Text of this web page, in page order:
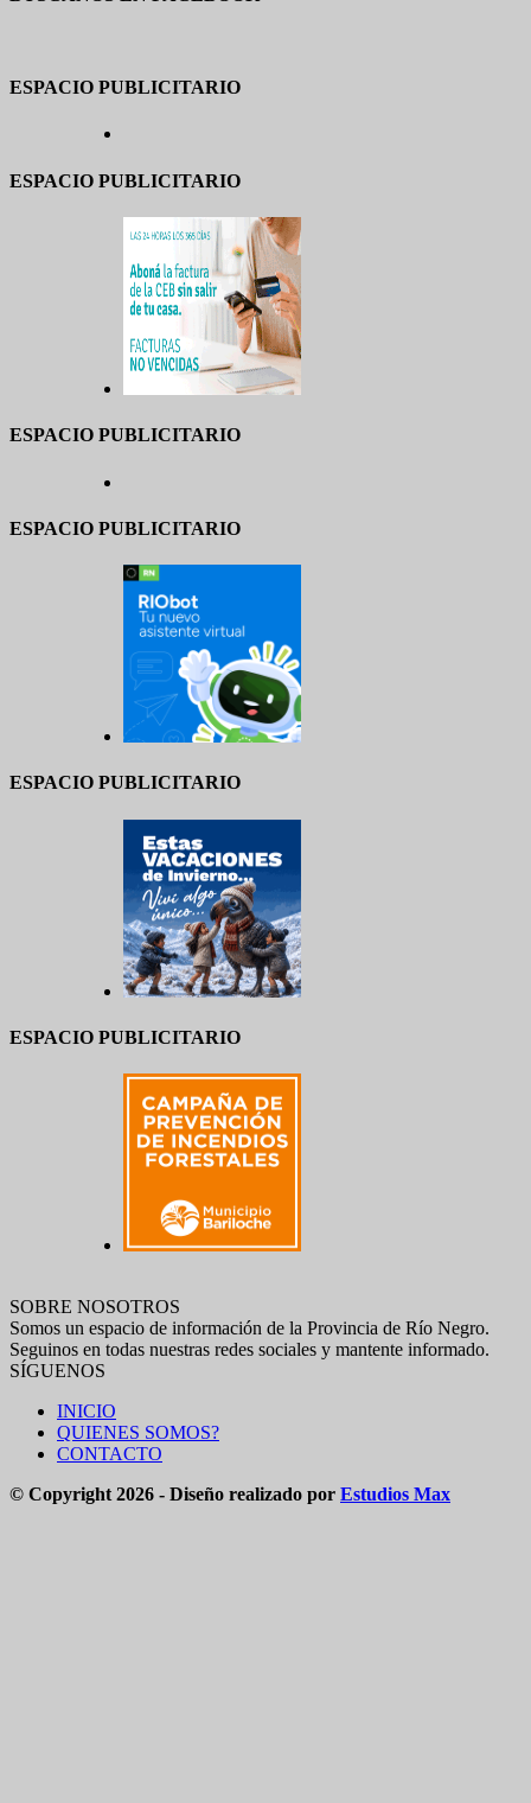
ESPACIO PUBLICITARIO
ESPACIO PUBLICITARIO
ESPACIO PUBLICITARIO
ESPACIO PUBLICITARIO
ESPACIO PUBLICITARIO
ESPACIO PUBLICITARIO
SOBRE NOSOTROS
Somos un espacio de información de la Provincia de Río Negro.
Seguinos en todas nuestras redes sociales y mantente informado.
SÍGUENOS
INICIO
QUIENES SOMOS?
CONTACTO
© Copyright 2026 - Diseño realizado por Estudios Max